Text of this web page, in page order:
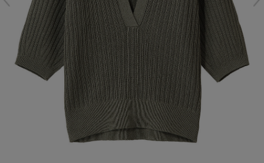
【Tシャツ】デイリーに活躍
【日傘】完全遮光・軽量傘
【サンダル】ビーサンの季節！
【リネン】涼しい夏素材
SALE
ご利用ガイド
カスタマーサポート
エル・ショップについて